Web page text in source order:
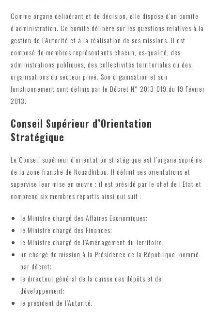
Comme organe délibérant et de décision, elle dispose d’un comité
d’administration. Ce comité délibère sur les questions relatives à la
gestion de l’Autorité et à la réalisation de ses missions. Il est
composé de membres représentants chacun, es-qualité, des
administrations publiques, des collectivités territoriales ou des
organisations du secteur privé. Son organisation et son
fonctionnement sont définis par le Décret N° 2013-019 du 19 Février
2013.
Conseil Supérieur d’Orientation
Stratégique
Le Conseil supérieur d’orientation stratégique est l’organe suprême
de la zone franche de Nouadhibou. Il définit ses orientations et
supervise leur mise en œuvre ; il est présidé par le chef de l’Etat et
comprend six membres répartis ainsi qui suit :
le Ministre chargé des Affaires Economiques;
le Ministre chargé des Finances;
le Ministre chargé de l’Aménagement du Territoire;
un chargé de mission à la Présidence de la République, nommé
par décret;
le directeur général de la caisse des dépôts et de
développement;
le président de l’Autorité.